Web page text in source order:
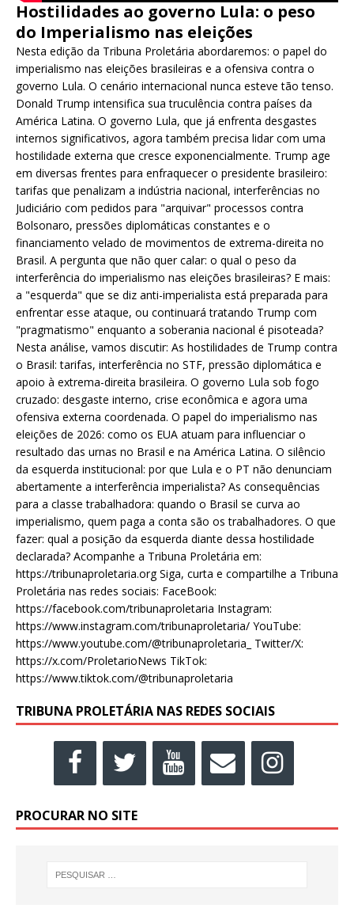
Hostilidades ao governo Lula: o peso
do Imperialismo nas eleições
Nesta edição da Tribuna Proletária abordaremos: o papel do
imperialismo nas eleições brasileiras e a ofensiva contra o
governo Lula. O cenário internacional nunca esteve tão tenso.
Donald Trump intensifica sua truculência contra países da
América Latina. O governo Lula, que já enfrenta desgastes
internos significativos, agora também precisa lidar com uma
hostilidade externa que cresce exponencialmente. Trump age
em diversas frentes para enfraquecer o presidente brasileiro:
tarifas que penalizam a indústria nacional, interferências no
Judiciário com pedidos para "arquivar" processos contra
Bolsonaro, pressões diplomáticas constantes e o
financiamento velado de movimentos de extrema-direita no
Brasil. A pergunta que não quer calar: o qual o peso da
interferência do imperialismo nas eleições brasileiras? E mais:
a "esquerda" que se diz anti-imperialista está preparada para
enfrentar esse ataque, ou continuará tratando Trump com
"pragmatismo" enquanto a soberania nacional é pisoteada?
Nesta análise, vamos discutir: As hostilidades de Trump contra
o Brasil: tarifas, interferência no STF, pressão diplomática e
apoio à extrema-direita brasileira. O governo Lula sob fogo
cruzado: desgaste interno, crise econômica e agora uma
ofensiva externa coordenada. O papel do imperialismo nas
eleições de 2026: como os EUA atuam para influenciar o
resultado das urnas no Brasil e na América Latina. O silêncio
da esquerda institucional: por que Lula e o PT não denunciam
abertamente a interferência imperialista? As consequências
para a classe trabalhadora: quando o Brasil se curva ao
imperialismo, quem paga a conta são os trabalhadores. O que
fazer: qual a posição da esquerda diante dessa hostilidade
declarada? Acompanhe a Tribuna Proletária em:
https://tribunaproletaria.org Siga, curta e compartilhe a Tribuna
Proletária nas redes sociais: FaceBook:
https://facebook.com/tribunaproletaria Instagram:
https://www.instagram.com/tribunaproletaria/ YouTube:
https://www.youtube.com/@tribunaproletaria_ Twitter/X:
https://x.com/ProletarioNews TikTok:
https://www.tiktok.com/@tribunaproletaria
TRIBUNA PROLETÁRIA NAS REDES SOCIAIS
PROCURAR NO SITE